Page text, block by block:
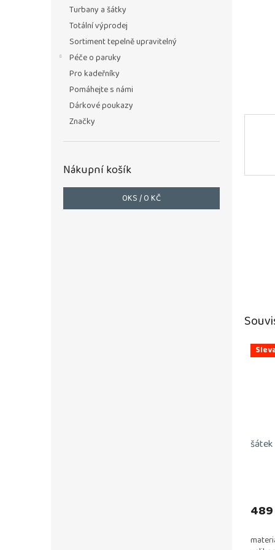
Turbany a šátky
Totální výprodej
Sortiment tepelně upravitelný
Péče o paruky
Pro kadeřníky
Pomáhejte s námi
Dárkové poukazy
Značky
Nákupní košík
0KS /0 KČ
z
489